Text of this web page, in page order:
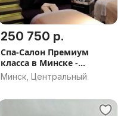
250 750 р.
Спа-Салон Премиум
класса в Минске -
готовый бизнес
Минск, Центральный